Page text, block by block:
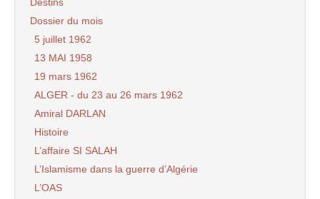
Dossier du mois
5 juillet 1962
13 MAI 1958
19 mars 1962
ALGER - du 23 au 26 mars 1962
Amiral DARLAN
Histoire
L’affaire SI SALAH
L’Islamisme dans la guerre d’Algérie
L’OAS